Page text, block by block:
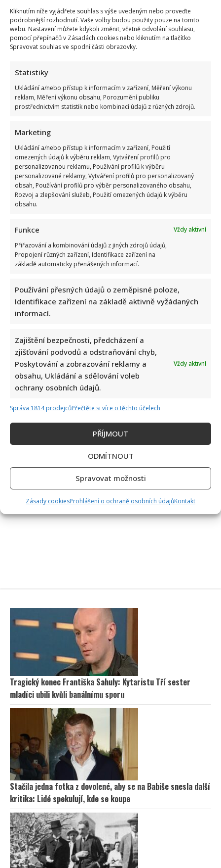
Kliknutím níže vyjádřete souhlas s výše uvedeným nebo proveďte
podrobnější rozhodnutí. Vaše volby budou použity pouze na tomto
webu. Nastavení můžete kdykoli změnit, včetně odvolání souhlasu,
pomocí přepínačů v Zásadách cookies nebo kliknutím na tlačítko
Spravovat souhlas ve spodní části obrazovky.
Statistiky
Ukládání a/nebo přístup k informacím v zařízení, Měření výkonu
reklam, Měření výkonu obsahu, Porozumění publiku
prostřednictvím statistik nebo kombinací údajů z různých zdrojů.
Marketing
Ukládání a/nebo přístup k informacím v zařízení, Použití
omezených údajů k výběru reklam, Vytváření profilů pro
personalizovanou reklamu, Používání profilů k výběru
personalizované reklamy, Vytváření profilů pro personalizovaný
obsah, Používání profilů pro výběr personalizovaného obsahu,
Rozvoj a zlepšování služeb, Použití omezených údajů k výběru
obsahu.
Funkce
Vždy aktivní
Přiřazování a kombinování údajů z jiných zdrojů údajů,
Propojení různých zařízení, Identifikace zařízení na
základě automaticky přenášených informací.
Používání přesných údajů o zeměpisné poloze,
Identifikace zařízení na základě aktivně vyžádaných
informací.
Zajištění bezpečnosti, předcházení a
zjišťování podvodů a odstraňování chyb,
Poskytování a zobrazování reklamy a
obsahu, Ukládání a sdělování voleb
ochrany osobních údajů.
Vždy aktivní
Správa 1814 prodejcůPřečtěte si více o těchto účelech
PŘÍJMOUT
ODMÍTNOUT
Spravovat možnosti
Zásady cookiesProhlášení o ochraně osobních údajůKontakt
na
návrat
oblíbené
postavy.
Michaela
Badinková
má
mnoho
společného
Čestmíru Mázlovi se vrací jeho drahá polovička
Lenka Marousková 16. 12. 2024
Michaela Badinková je herečka, která si diváckou
přízeň získala v seriálu Ordinace v růžové zahradě 2.
Ačkoliv...
VíceRead
Ordinace
v
růžové
zahradě
zažije
velký
comeback.
se
vrací
jeho
drahá
polovička
Tragický konec Františka Sahuly: Kytaristu Tří sester
mladíci ubili kvůli banálnímu sporu
Stačila jedna fotka z dovolené, aby se na Babiše snesla další
kritika: Lidé spekulují, kde se koupe